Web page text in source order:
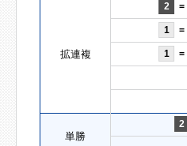
拡連複
2 =
1 =
1 =
単勝
2